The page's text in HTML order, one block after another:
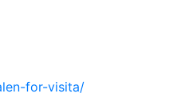
for-visita/